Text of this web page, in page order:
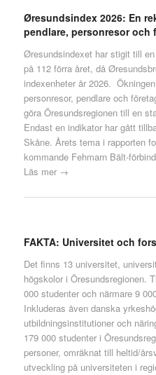
Øresundsindex 2026: En
pendlare, personresor och
Øresundsindexet har stigit till
på 112 förra året, då
indexenheter år 2026.
personresor, pendlare och
göra Öresundsregionen till en
Endast en indikator har gått
Skåne. Årets tema i rapporten
kommande Fehmarn Bält-
Läs mer →
FAKTA: Universitet och
Det finns 13 universitet,
högskolor i Öresundsregionen.
000 studenter och närmare 9
Inkluderas även danska
utbildningsinstitutioner och
179 000 studenter i
personer, omräknat till heltid/
utveckling på universiteten i